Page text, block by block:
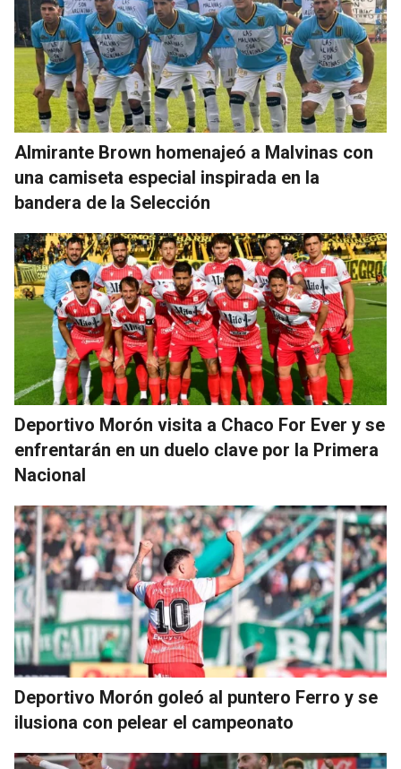
Almirante Brown homenajeó a Malvinas con
una camiseta especial inspirada en la
bandera de la Selección
Deportivo Morón visita a Chaco For Ever y se
enfrentarán en un duelo clave por la Primera
Nacional
Deportivo Morón goleó al puntero Ferro y se
ilusiona con pelear el campeonato